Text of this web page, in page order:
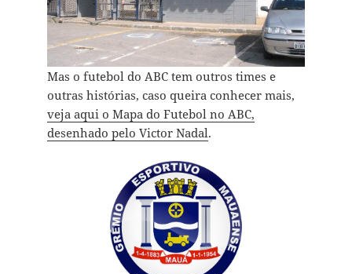
Mas o futebol do ABC tem outros times e
outras histórias, caso queira conhecer mais,
veja aqui o Mapa do Futebol no ABC,
desenhado pelo Victor Nadal.